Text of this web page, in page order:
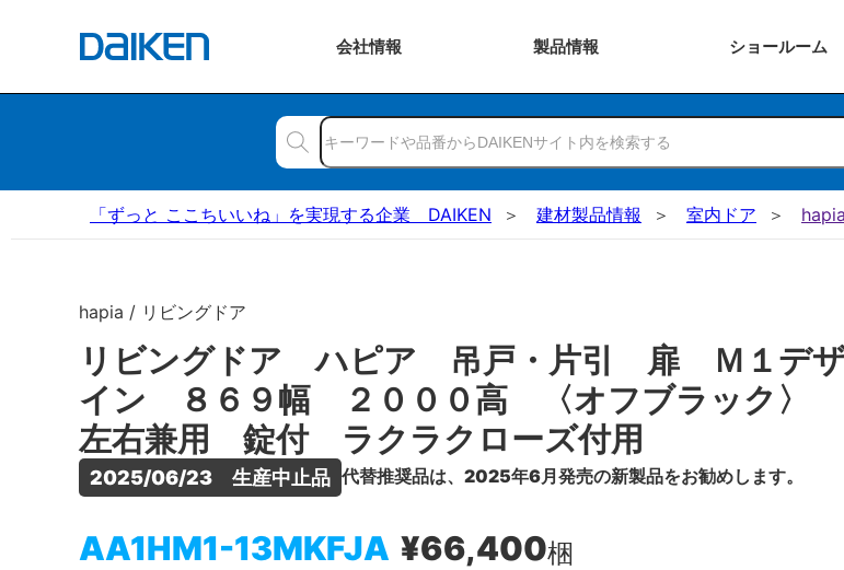
会社情報 製品情報 ショールーム
「ずっと ここちいいね」を実現する企業 DAIKEN 建材製品情報 室内ドア
hapia / リビングドア
リビングドア ハピア 吊戸・片引 扉 Ｍ１デ
イン ８６９幅 ２０００高 〈オフブラック〉
左右兼用 錠付 ラクラクローズ付用
2025/06/23　生産中止品 代替推奨品は、2025年6月発売の新製品をお勧めします。
AA1HM1-13MKFJA ¥66,400梱